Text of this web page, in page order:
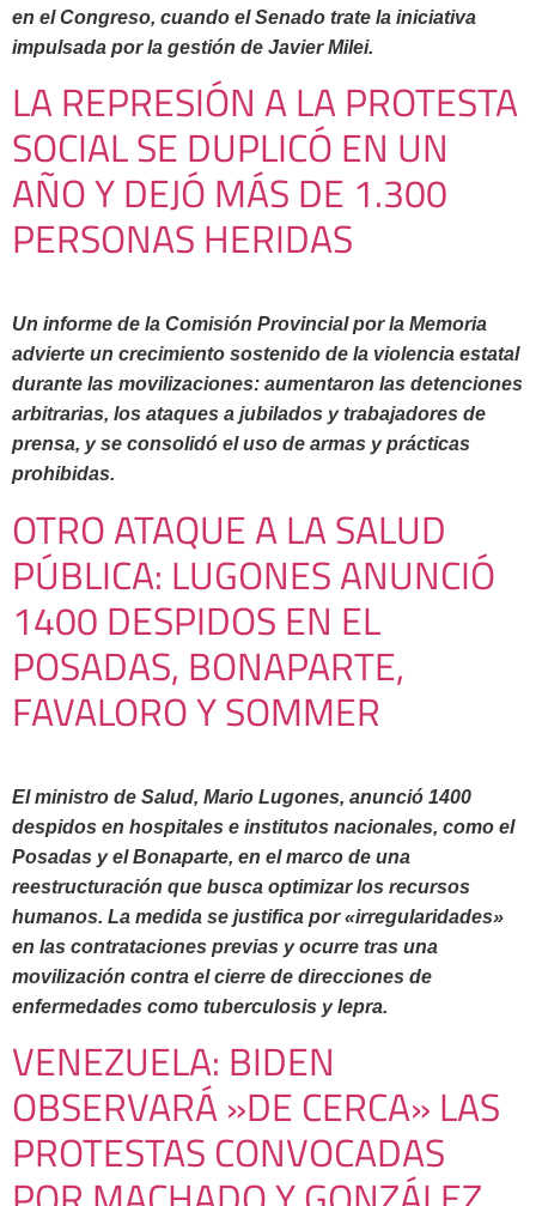
en elCongreso, cuando el Senado trate la iniciativa
impulsada por la gestión de Javier Milei.
LA REPRESIÓN A LA PROTESTA
SOCIAL SE DUPLICÓ EN UN
AÑO Y DEJÓ MÁS DE 1.300
PERSONAS HERIDAS
Un informe de la Comisión Provincial por la Memoria
advierte un crecimiento sostenido de la violencia estatal
durante las movilizaciones: aumentaron las detenciones
arbitrarias, los ataques a jubilados y trabajadores de
prensa, y se consolidó el uso de armas y prácticas
prohibidas.
OTRO ATAQUE A LA SALUD
PÚBLICA: LUGONES ANUNCIÓ
1400 DESPIDOS EN EL
POSADAS, BONAPARTE,
FAVALORO Y SOMMER
El ministro de Salud, Mario Lugones, anunció 1400
despidos en hospitales e institutos nacionales, como el
Posadas y el Bonaparte, en el marco de una
reestructuración que busca optimizar los recursos
humanos. La medida se justifica por «irregularidades»
en las contrataciones previas y ocurre tras una
movilización contra el cierre de direcciones de
enfermedades como tuberculosis y lepra.
VENEZUELA: BIDEN
OBSERVARÁ »DE CERCA» LAS
PROTESTAS CONVOCADAS